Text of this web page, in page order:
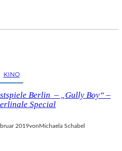
KINO
Berlin – „Gully Boy“ –
Special
2019vonMichaela Schabel